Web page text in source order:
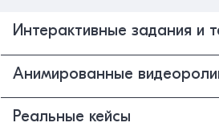
Интерактивные задания и
Анимированные
Реальные кейсы